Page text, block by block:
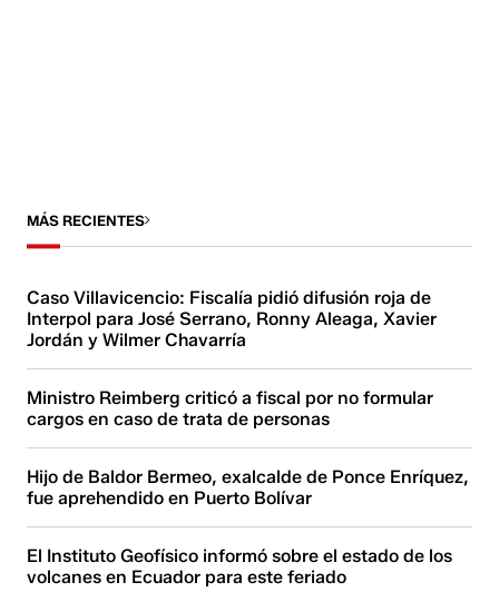
MÁS RECIENTES
Caso Villavicencio: Fiscalía pidió difusión roja de
Interpol para José Serrano, Ronny Aleaga, Xavier
Jordán y Wilmer Chavarría
Ministro Reimberg criticó a fiscal por no formular
cargos en caso de trata de personas
Hijo de Baldor Bermeo, exalcalde de Ponce Enríquez,
fue aprehendido en Puerto Bolívar
El Instituto Geofísico informó sobre el estado de los
volcanes en Ecuador para este feriado